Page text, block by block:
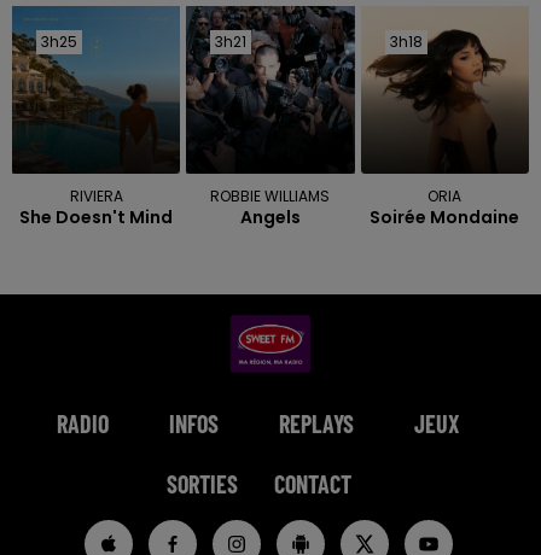
3h25
3h25
RIVIERA
She Doesn't Mind
3h21
3h21
ROBBIE WILLIAMS
Angels
3h18
3h18
ORIA
Soirée Mondaine
RADIO INFOS REPLAYS JEUX
SORTIES CONTACT